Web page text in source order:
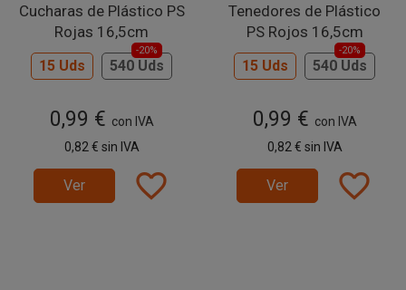
Cucharas de Plástico PS
Rojas 16,5cm
15 Uds 540 Uds
-20%
0,99 € con IVA
0,82 € sin IVA
Ver favorite_border
Tenedores de Plástico
PS Rojos 16,5cm
15 Uds 540 Uds
-20%
0,99 € con IVA
0,82 € sin IVA
Ver favorite_border